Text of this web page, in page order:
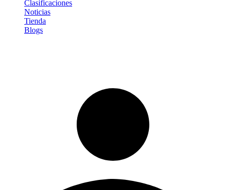
Clasificaciones
Noticias
Tienda
Blogs